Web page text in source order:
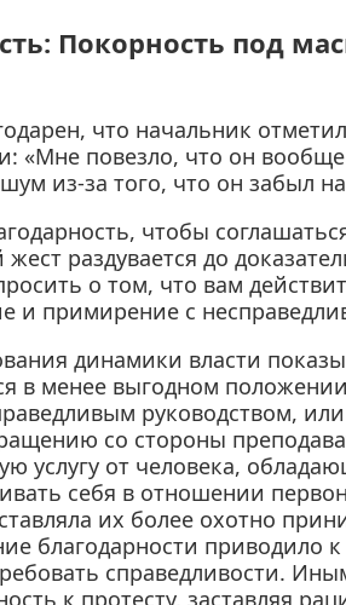
Покорность под
что начальник
«Мне повезло, что он
из-за того, что он забыл
чтобы
раздувается до
о том, что вам
и примирение с
динамики власти
в менее выгодном
руководством, или
со стороны
услугу от человека,
себя в отношении
их более охотно
благодарности приводило
справедливости.